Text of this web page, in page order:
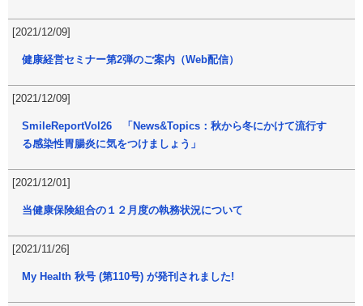
[2021/12/09]
健康経営セミナー第2弾のご案内（Web配信）
[2021/12/09]
SmileReportVol26 「News&Topics：秋から冬にかけて流行す
る感染性胃腸炎に気をつけましょう」
[2021/12/01]
当健康保険組合の１２月度の執務状況について
[2021/11/26]
My Health 秋号 (第110号) が発刊されました!